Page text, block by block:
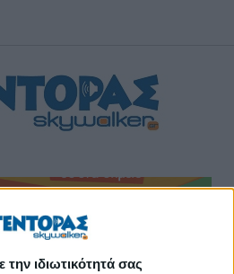
την ιδιωτικότητά σας
10/08/202610:26:28